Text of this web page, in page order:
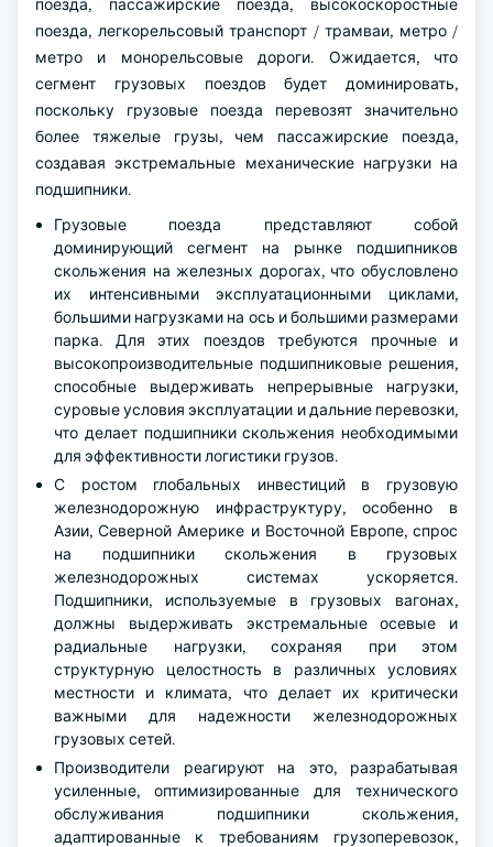
поезда, пассажирские поезда, высокоскоростные
поезда, легкорельсовый транспорт / трамваи, метро /
метро и монорельсовые дороги. Ожидается, что
сегмент грузовых поездов будет доминировать,
поскольку грузовые поезда перевозят значительно
более тяжелые грузы, чем пассажирские поезда,
создавая экстремальные механические нагрузки на
подшипники.
Грузовые поезда представляют собой
доминирующий сегмент на рынке подшипников
скольжения на железных дорогах, что обусловлено
их интенсивными эксплуатационными циклами,
большими нагрузками на ось и большими размерами
парка. Для этих поездов требуются прочные и
высокопроизводительные подшипниковые решения,
способные выдерживать непрерывные нагрузки,
суровые условия эксплуатации и дальние перевозки,
что делает подшипники скольжения необходимыми
для эффективности логистики грузов.
С ростом глобальных инвестиций в грузовую
железнодорожную инфраструктуру, особенно в
Азии, Северной Америке и Восточной Европе, спрос
на подшипники скольжения в грузовых
железнодорожных системах ускоряется.
Подшипники, используемые в грузовых вагонах,
должны выдерживать экстремальные осевые и
радиальные нагрузки, сохраняя при этом
структурную целостность в различных условиях
местности и климата, что делает их критически
важными для надежности железнодорожных
грузовых сетей.
Производители реагируют на это, разрабатывая
усиленные, оптимизированные для технического
обслуживания подшипники скольжения,
адаптированные к требованиям грузоперевозок,